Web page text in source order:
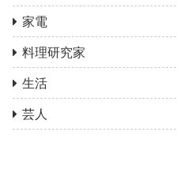
家電
料理研究家
生活
芸人